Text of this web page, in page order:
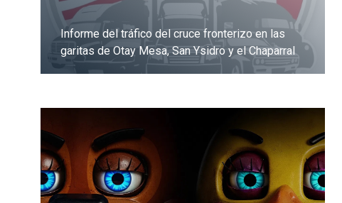
Informe del tráfico del cruce fronterizo en las
garitas de Otay Mesa, San Ysidro y el Chaparral
Dale clic